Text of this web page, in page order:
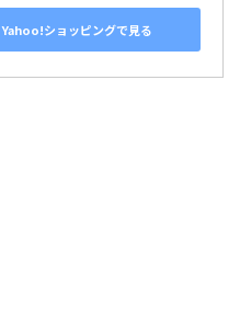
Yahoo!ショッピングで見る